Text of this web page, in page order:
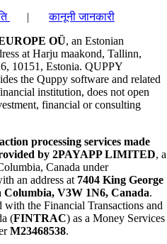
|
कानूनी जानकारी
OÜ, an Estonian
at Harju maakond, Tallinn,
10151, Estonia. QUPPY
the Quppy software and related
institution, does not open
financial or consulting
processing services made
by 2PAYAPP LIMITED, a
Canada under
an address at 7404 King George
V3W 1N6, Canada.
the Financial Transactions and
(FINTRAC) as a Money Services
M23468538.